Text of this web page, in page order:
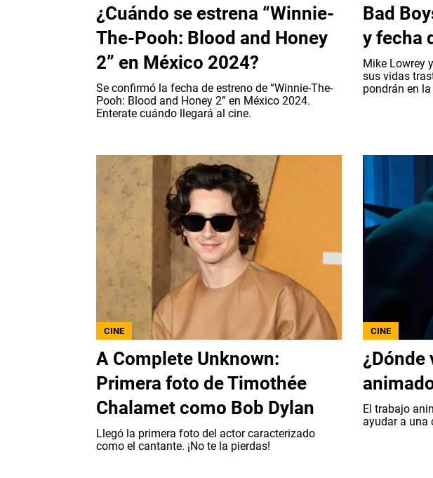
¿Cuándo se estrena “Winnie-
The-Pooh: Blood and Honey
2” en México 2024?
Se confirmó la fecha de estreno de “Winnie-The-
Pooh: Blood and Honey 2” en México 2024.
Enterate cuándo llegará al cine.
Bad
y fecha
Mike Lowrey
sus vidas
pondrán en
CINE
A Complete Unknown:
Primera foto de Timothée
Chalamet como Bob Dylan
Llegó la primera foto del actor caracterizado
como el cantante. ¡No te la pierdas!
CINE
El trabajo
ayudar a una